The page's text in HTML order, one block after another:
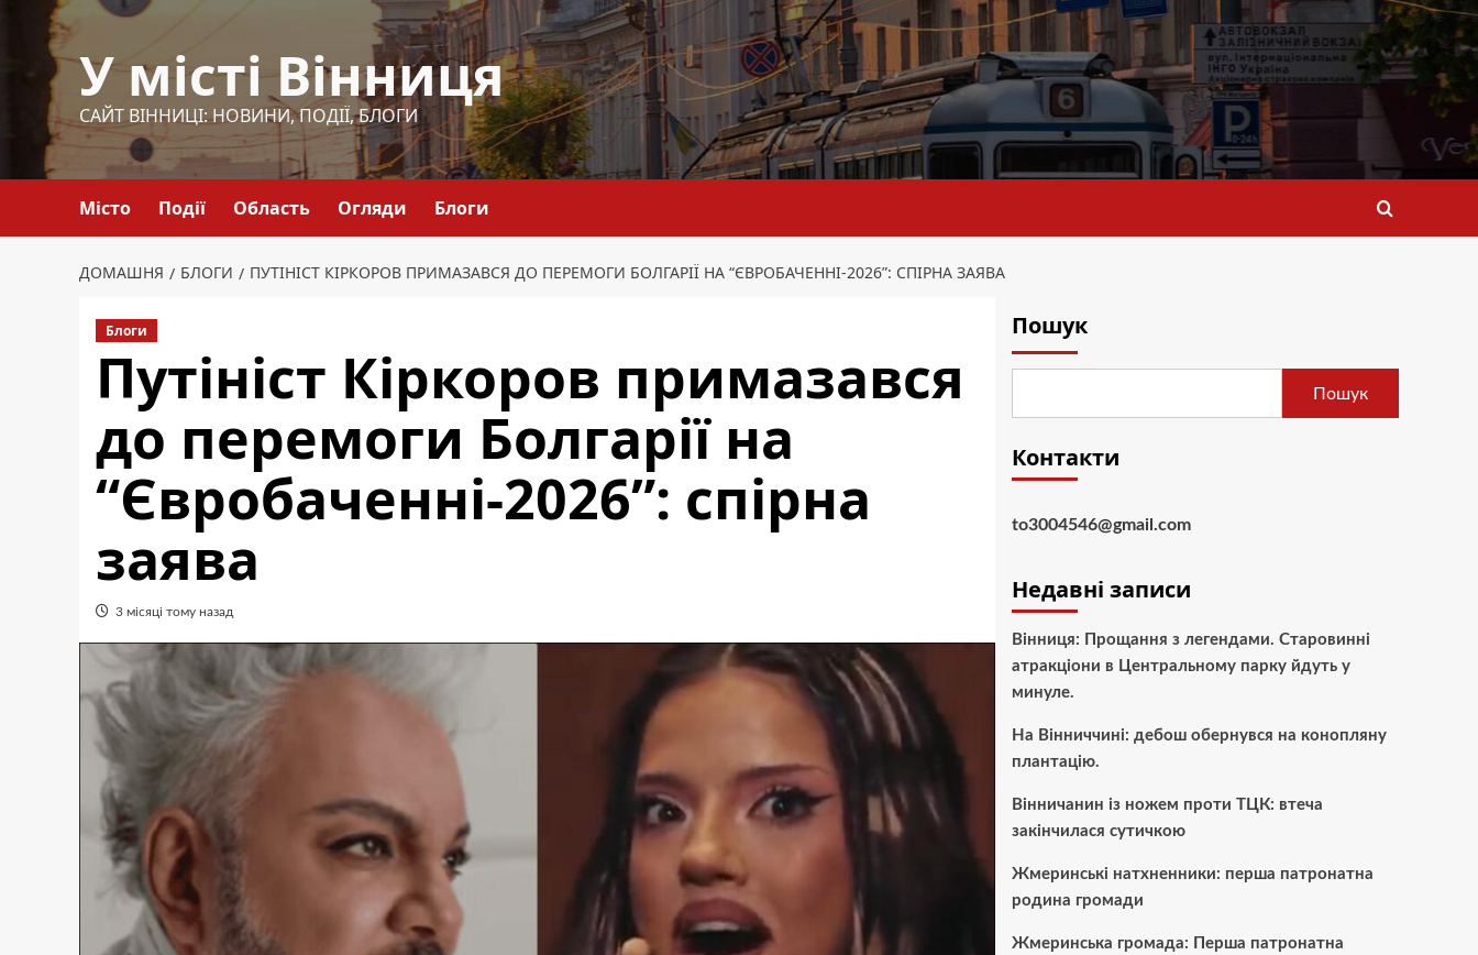
Перейти
У місті Вінниця
САЙТ ВІННИЦІ: НОВИНИ, ПОДІЇ, БЛОГИ
Місто Події Область Огляди Блоги
ДОМАШНЯ БЛОГИ ПУТІНІСТ КІРКОРОВ ПРИМАЗАВСЯ ДО ПЕРЕМОГИ БОЛГАРІЇ НА “ЄВРОБАЧЕННІ-2026”: СПІРНА ЗАЯВА
Блоги
Путініст Кіркоров примазався
до перемоги Болгарії на
“Євробаченні-2026”: спірна
заява
3 місяці тому назад
Пошук
Пошук
Контакти
to3004546@gmail.com
Недавні записи
Вінниця: Прощання з легендами. Старовинні
атракціони в Центральному парку йдуть у
минуле.
На Вінниччині: дебош обернувся на конопляну
плантацію.
Вінничанин із ножем проти ТЦК: втеча
закінчилася сутичкою
Жмеринські натхненники: перша патронатна
родина громади
Жмеринська громада: Перша патронатна